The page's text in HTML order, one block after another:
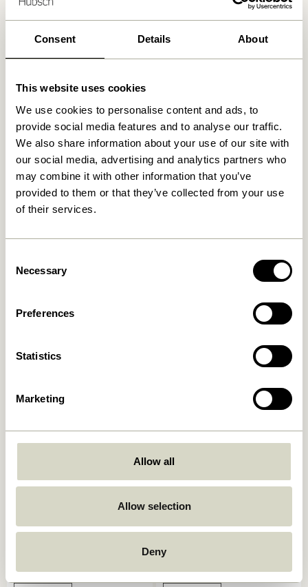
Consent Details About
This website uses cookies
We use cookies to personalise content and ads, to
provide social media features and to analyse our traffic.
We also share information about your use of our site with
our social media, advertising and analytics partners who
may combine it with other information that you’ve
provided to them or that they’ve collected from your use
of their services.
Selection
Necessary
Preferences
Statistics
Marketing
Allow all
Allow selection
Deny
nummeret
Levering indenfor 1-4 hverdage
30 dages returret
Relaterede varer
5.499,00
4.449,00kr.